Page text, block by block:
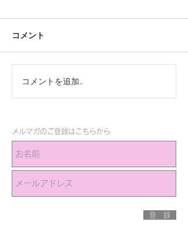
コメント
コメントを追加…
メルマガのご登録はこちらから
登 録